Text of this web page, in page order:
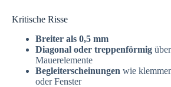
Kritische Risse
Breiter als 0,5 mm
Diagonal oder treppenförmig
Mauerelemente
Begleiterscheinungen wie
oder Fenster